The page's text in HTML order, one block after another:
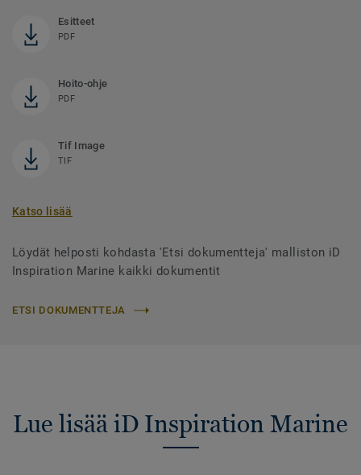
Esitteet
PDF
Hoito-ohje
PDF
Tif Image
TIF
Katso lisää
Löydät helposti kohdasta 'Etsi dokumentteja' malliston iD
Inspiration Marine kaikki dokumentit
ETSI DOKUMENTTEJA
Lue lisää iD Inspiration Marine